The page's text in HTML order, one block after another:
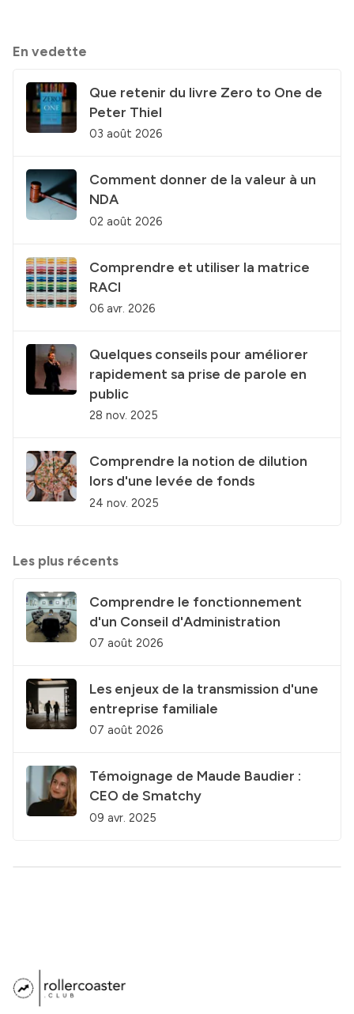
En vedette
Que retenir du livre Zero to One de
Peter Thiel
03 août 2026
Comment donner de la valeur à un
NDA
02 août 2026
Comprendre et utiliser la matrice
RACI
06 avr. 2026
Quelques conseils pour améliorer
rapidement sa prise de parole en
public
28 nov. 2025
Comprendre la notion de dilution
lors d'une levée de fonds
24 nov. 2025
Les plus récents
Comprendre le fonctionnement
d'un Conseil d'Administration
07 août 2026
Les enjeux de la transmission d'une
entreprise familiale
07 août 2026
Témoignage de Maude Baudier :
CEO de Smatchy
09 avr. 2025